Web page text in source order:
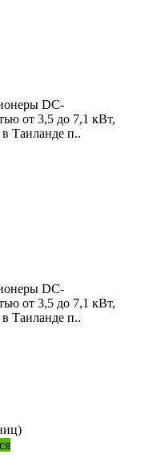
DC-
от 3,5 до 7,1 кВт,
в Таиланде п..
DC-
от 3,5 до 7,1 кВт,
в Таиланде п..